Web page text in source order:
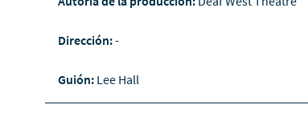
Dirección:-
Guión: Lee Hall